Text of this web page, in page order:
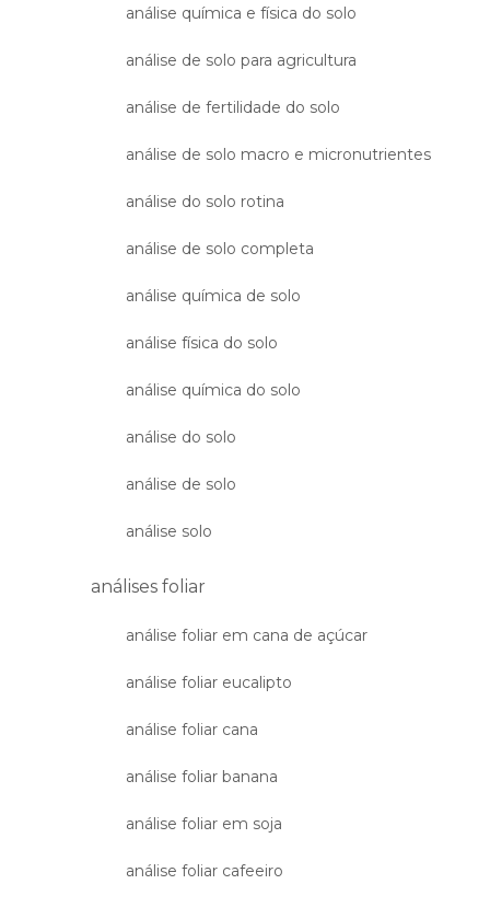
análise química e física do solo
análise de solo para agricultura
análise de fertilidade do solo
análise de solo macro e micronutrientes
análise do solo rotina
análise de solo completa
análise química de solo
análise física do solo
análise química do solo
análise do solo
análise de solo
análise solo
análises foliar
análise foliar em cana de açúcar
análise foliar eucalipto
análise foliar cana
análise foliar banana
análise foliar em soja
análise foliar cafeeiro